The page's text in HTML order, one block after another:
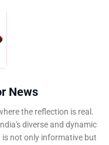
News
the reflection is real.
diverse and dynamic
is not only informative but